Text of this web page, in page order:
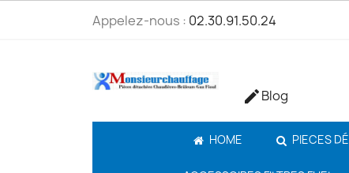
Appelez-nous : 02.30.91.50.24
Blog
HOME PIECES